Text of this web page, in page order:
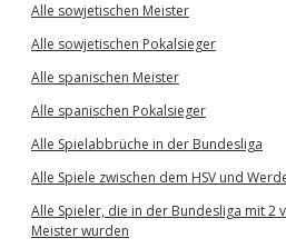
Alle sowjetischen Meister
Alle sowjetischen Pokalsieger
Alle spanischen Meister
Alle spanischen Pokalsieger
Alle Spielabbrüche in der Bundesliga
Alle Spiele zwischen dem HSV und
Alle Spieler, die in der Bundesliga mit 2
Meister wurden